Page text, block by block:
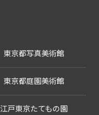
江戸東京たてもの園
東京都写真美術館
東京都庭園美術館